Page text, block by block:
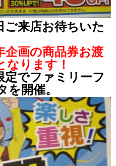
ご来店お待ちいた
企画の商品券お渡
なります！
定でファミリーフ
を開催。